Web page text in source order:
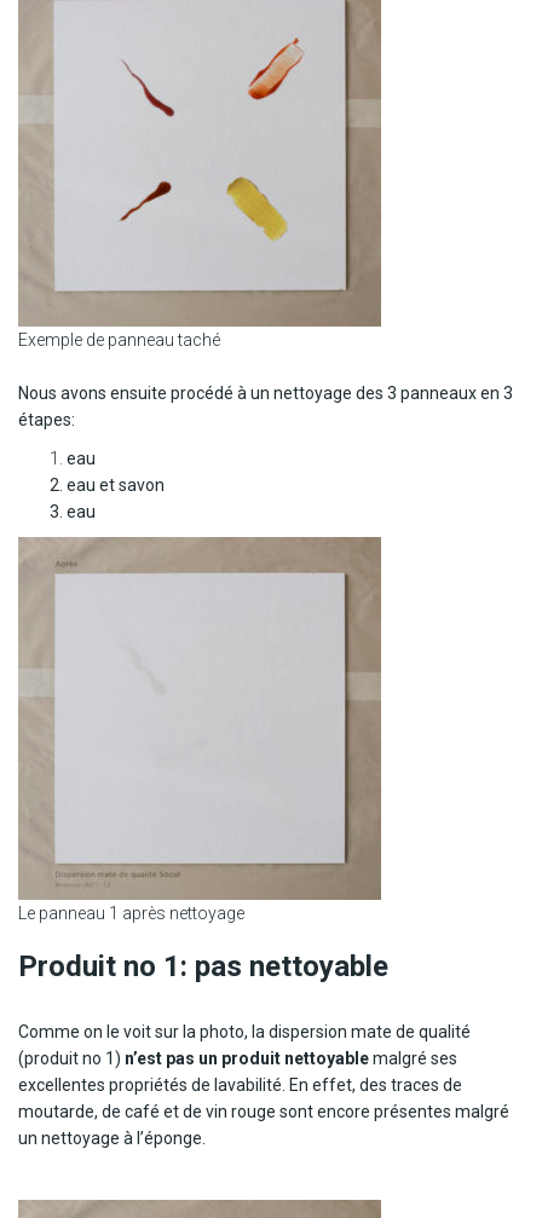
Exemple de panneau taché
Nous avons ensuite procédé à un nettoyage des 3 panneaux en 3
étapes:
eau
eau et savon
eau
Le panneau 1 après nettoyage
Produit no 1: pas nettoyable
Comme on le voit sur la photo, la dispersion mate de qualité
(produit no 1) n’est pas un produit nettoyablemalgré ses
excellentes propriétés de lavabilité. En effet, des traces de
moutarde, de café et de vin rouge sont encore présentes malgré
un nettoyage à l’éponge.